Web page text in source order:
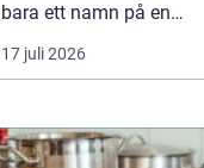
bara ett namn på en
vägg. Den fungerar som
företagets ansikte utåt,
signalerar kvalitet innan
någon ens har klivit
17 juli 2026